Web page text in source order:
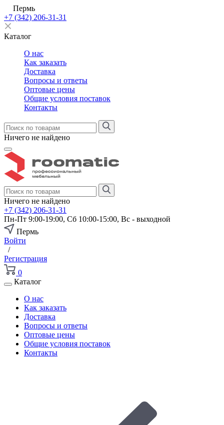
Пермь
+7 (342) 206-31-31
Каталог
О нас
Как заказать
Доставка
Вопросы и ответы
Оптовые цены
Общие условия поставок
Контакты
Ничего не найдено
Ничего не найдено
+7 (342) 206-31-31
Пн-Пт 9:00-19:00, Сб 10:00-15:00, Вс - выходной
Пермь
Войти
/
Регистрация
0
Каталог
О нас
Как заказать
Доставка
Вопросы и ответы
Оптовые цены
Общие условия поставок
Контакты